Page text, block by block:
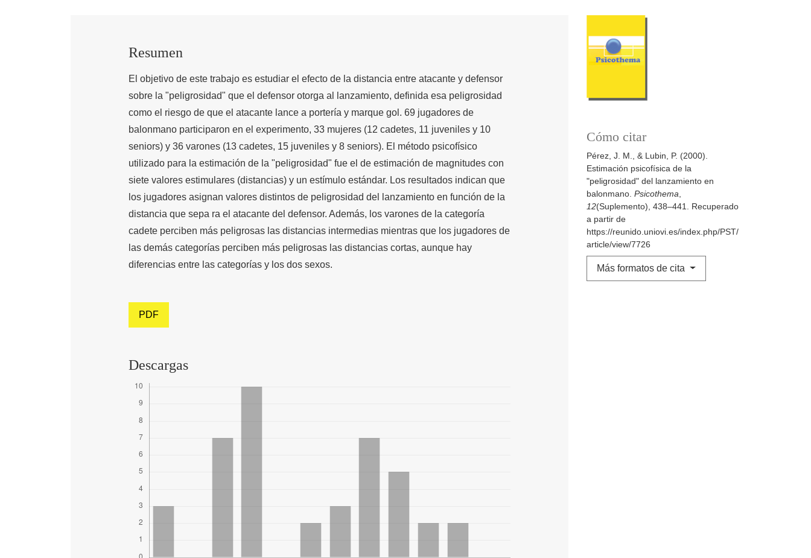
Cómo citar
Pérez, J. M., & Lubin, P. (2000).
Estimación psicofísica de la
"peligrosidad" del lanzamiento en
balonmano. Psicothema,
12(Suplemento), 438–441. Recuperado
a partir de
https://reunido.uniovi.es/index.php/PST/
article/view/7726
Más formatos de cita
Resumen
El objetivo de este trabajo es estudiar el efecto de la distancia entre atacante y defensor
sobre la "peligrosidad" que el defensor otorga al lanzamiento, definida esa peligrosidad
como el riesgo de que el atacante lance a portería y marque gol. 69 jugadores de
balonmano participaron en el experimento, 33 mujeres (12 cadetes, 11 juveniles y 10
seniors) y 36 varones (13 cadetes, 15 juveniles y 8 seniors). El método psicofísico
utilizado para la estimación de la "peligrosidad" fue el de estimación de magnitudes con
siete valores estimulares (distancias) y un estímulo estándar. Los resultados indican que
los jugadores asignan valores distintos de peligrosidad del lanzamiento en función de la
distancia que sepa ra el atacante del defensor. Además, los varones de la categoría
cadete perciben más peligrosas las distancias intermedias mientras que los jugadores de
las demás categorías perciben más peligrosas las distancias cortas, aunque hay
diferencias entre las categorías y los dos sexos.
PDF
Descargas